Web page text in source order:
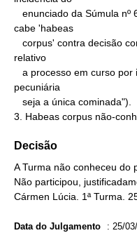
cabe 'habeas
relativo
pecuniária
3. Habeas corpus não-
Decisão
A Turma não conheceu do
Não participou,
Cármen Lúcia. 1ª Turma.
Data do Julgamento : 25/